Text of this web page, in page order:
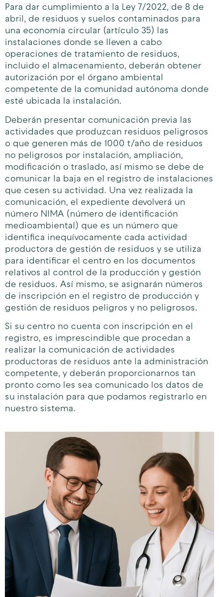
Para dar cumplimiento a la Ley 7/2022, de 8 de
abril, de residuos y suelos contaminados para
una economía circular (artículo 35) las
instalaciones donde se lleven a cabo
operaciones de tratamiento de residuos,
incluido el almacenamiento, deberán obtener
autorización por el órgano ambiental
competente de la comunidad autónoma donde
esté ubicada la instalación.
Deberán presentar comunicación previa las
actividades que produzcan residuos peligrosos
o que generen más de 1000 t/año de residuos
no peligrosos por instalación, ampliación,
modificación o traslado, así mismo se debe de
comunicar la baja en el registro de instalaciones
que cesen su actividad. Una vez realizada la
comunicación, el expediente devolverá un
número NIMA (número de identificación
medioambiental) que es un número que
identifica inequívocamente cada actividad
productora de gestión de residuos y se utiliza
para identificar el centro en los documentos
relativos al control de la producción y gestión
de residuos. Así mismo, se asignarán números
de inscripción en el registro de producción y
gestión de residuos peligros y no peligrosos.
Si su centro no cuenta con inscripción en el
registro, es imprescindible que procedan a
realizar la comunicación de actividades
productoras de residuos ante la administración
competente, y deberán proporcionarnos tan
pronto como les sea comunicado los datos de
su instalación para que podamos registrarlo en
nuestro sistema.